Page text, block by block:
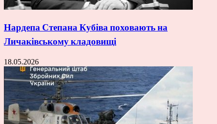
Нардепа Степана Кубіва поховають на
Личаківському кладовищі
18.05.2026